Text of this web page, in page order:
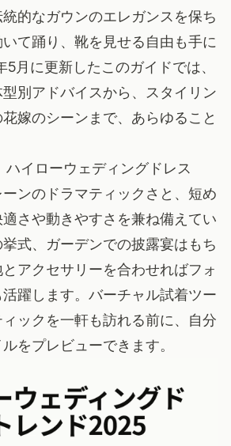
的なガウンのエレガンスを保ち
て踊り、靴を見せる自由も手に
5月に更新したこのガイドでは、
別アドバイスから、スタイリン
嫁のシーンまで、あらゆること
ハイローウェディングドレス
ンのドラマティックさと、短め
さや動きやすさを兼ね備えてい
式、ガーデンでの披露宴はもち
アクセサリーを合わせればフォ
躍します。バーチャル試着ツー
ックを一軒も訪れる前に、自分
をプレビューできます。